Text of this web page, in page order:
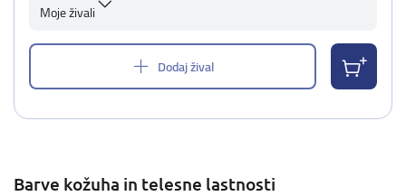
Moje živali
Dodaj žival
Barve kožuha in telesne lastnosti